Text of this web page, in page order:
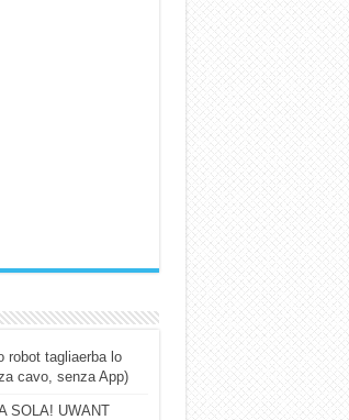
robot tagliaerba lo
cavo, senza App)
SOLA! UWANT